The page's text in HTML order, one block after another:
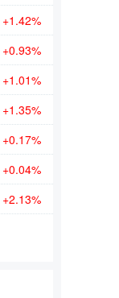
+1.42%
+0.93%
+1.01%
+1.35%
+0.17%
+0.04%
+2.13%